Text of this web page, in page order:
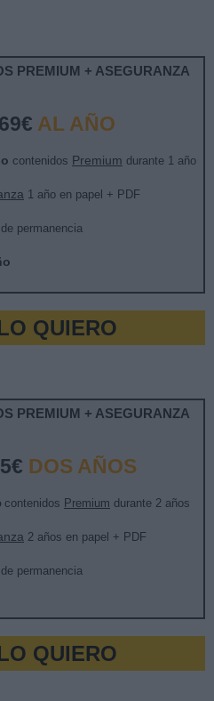
PREMIUM + ASEGURANZA
69€ AL AÑO
contenidos Premium durante 1 año
1 año en papel + PDF
permanencia
QUIERO
PREMIUM + ASEGURANZA
DOS AÑOS
contenidos Premium durante 2 años
2 años en papel + PDF
permanencia
QUIERO